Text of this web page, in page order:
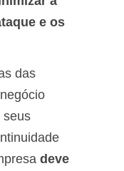
e os
das
seus
deve